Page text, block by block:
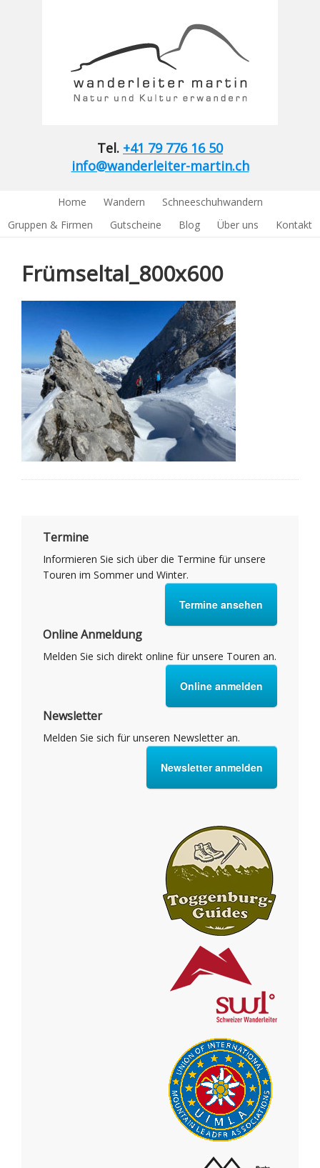
Tel. +41 79 776 16 50
info@wanderleiter-martin.ch
Home Wandern
Schneeschuhwandern
Gruppen & Firmen
Gutscheine Blog Über uns Kontakt
Frümseltal_800x600
Termine
Informieren Sie sich über die Termine für unsere
Touren im Sommer und Winter.
Termine ansehen
Online Anmeldung
Melden Sie sich direkt online für unsere Touren an.
Online anmelden
Newsletter
Melden Sie sich für unseren Newsletter an.
Newsletter anmelden